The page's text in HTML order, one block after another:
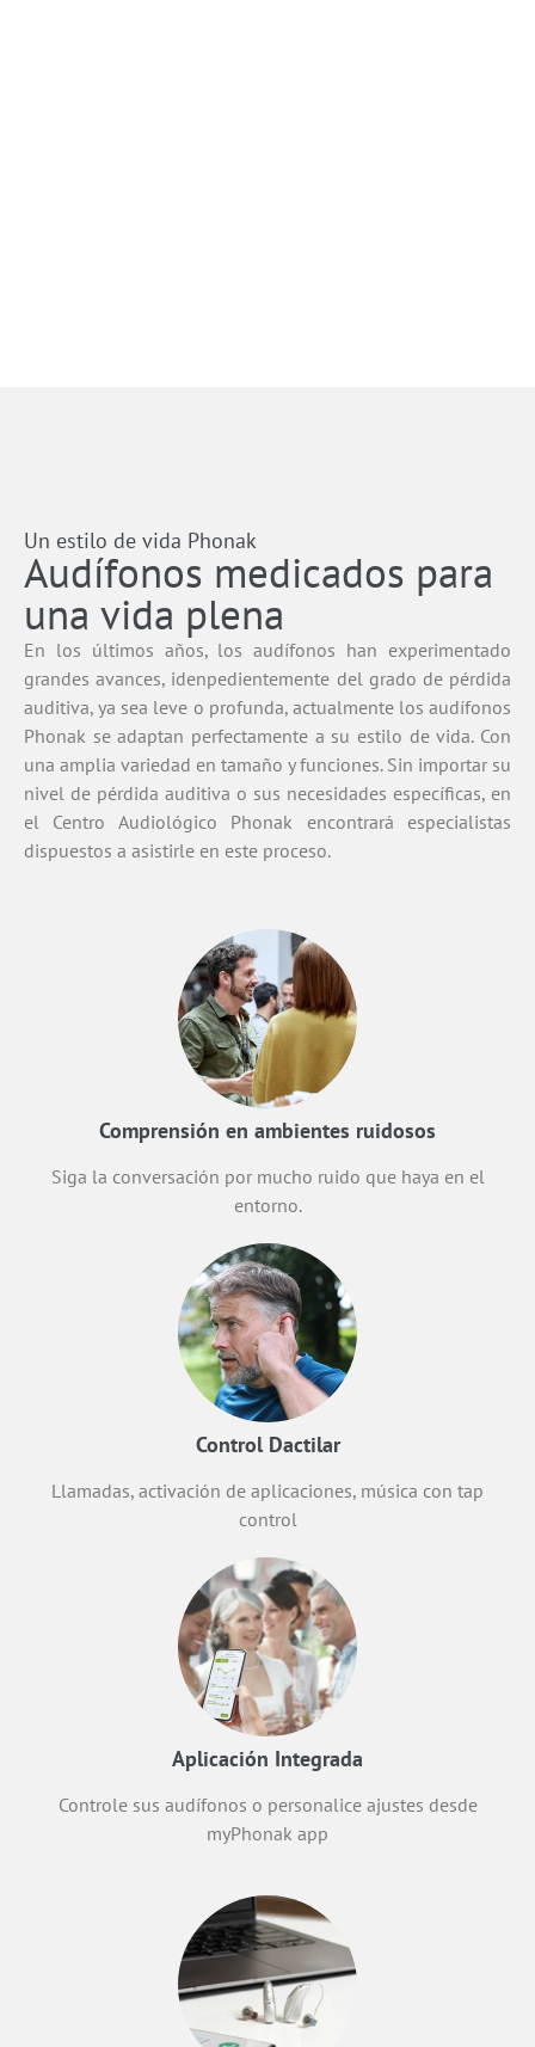
Un estilo de vida Phonak
Audífonos medicados para
una vida plena
En los últimos años, los audífonos han experimentado
grandes avances, idenpedientemente del grado de pérdida
auditiva, ya sea leve o profunda, actualmente los audífonos
Phonak se adaptan perfectamente a su estilo de vida. Con
una amplia variedad en tamaño y funciones. Sin importar su
nivel de pérdida auditiva o sus necesidades específicas, en
el Centro Audiológico Phonak encontrará especialistas
dispuestos a asistirle en este proceso.
Comprensión en ambientes ruidosos
Siga la conversación por mucho ruido que haya en el
entorno.
Control Dactilar
Llamadas, activación de aplicaciones, música con tap
control
Aplicación Integrada
Controle sus audífonos o personalice ajustes desde
myPhonak app